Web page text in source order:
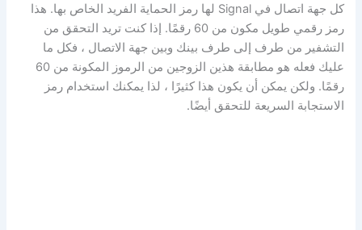
كل جهة اتصال في Signal لها رمز الحماية الفريد الخاص بها. هذا
رمز رقمي طويل مكون من 60 رقمًا. إذا كنت تريد التحقق من
التشفير من طرف إلى طرف بينك وبين جهة الاتصال ، فكل ما
عليك فعله هو مطابقة هذين الزوجين من الرموز المكونة من 60
رقمًا. ولكن يمكن أن يكون هذا كثيرًا ، لذا يمكنك استخدام رمز
الاستجابة السريعة للتحقق أيضًا.